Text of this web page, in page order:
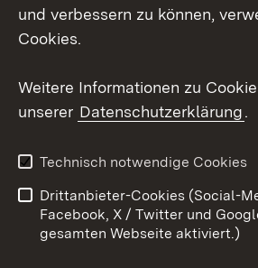
Barrierefreiheit
Impressum
Cookies
und verbessern zu können,
Cookies.
Weitere Informationen zu
unserer Datenschutzerklärung.
Technisch notwendige Cookies
Drittanbieter-Cookies (Social-
Facebook, X / Twitter und
gesamten Webseite aktiviert.)